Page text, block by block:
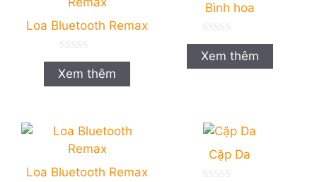
Loa Bluetooth Remax
0
n
g
o
Xem thêm
Bình hoa
0
n
g
o
Xem thêm
Loa Bluetooth Remax
Cặp Da